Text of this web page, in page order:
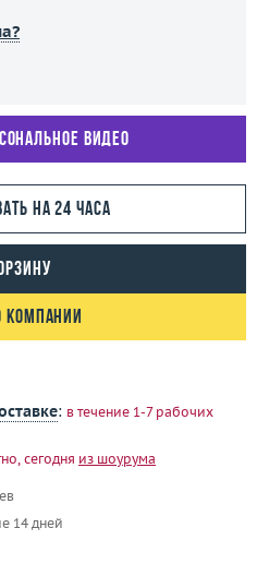
видео
на 24 часа
компании
: в течение 1-7 рабочих
сегодня из шоурума
14 дней